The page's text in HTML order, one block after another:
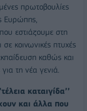
πρωτοβουλίες
Ευρώπης,
εστιάζουμε στη
κοινωνικές πτυχές
καθώς και
τη νέα γενιά.
καταιγίδα’’
και άλλα που